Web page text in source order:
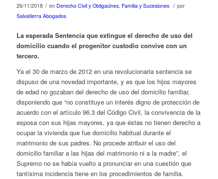
26/11/2018 / en Derecho Civil y Obligacines, Familia y Sucesiones / por
Salvatierra Abogados
La esperada Sentencia que extingue el derecho de uso del
domicilio cuando el progenitor custodio convive con un
tercero.
Ya el 30 de marzo de 2012 en una revolucionaria sentencia se
dispuso de una novedad importante, y es que los hijos mayores
de edad no gozaban del derecho de uso del domicilio familiar,
disponiendo que “no constituye un interés digno de protección de
acuerdo con el artículo 96.3 del Código Civil, la convivencia de la
esposa con sus hijas mayores, ya que éstas no tienen derecho a
ocupar la vivienda que fue domicilio habitual durante el
matrimonio de sus padres. No procede atribuir el uso del
domicilio familiar a las hijas del matrimonio ni a la madre”, el
Supremo no se había vuelto a pronunciar en una cuestión que
tantísima incidencia tiene en los procedimientos de familia.